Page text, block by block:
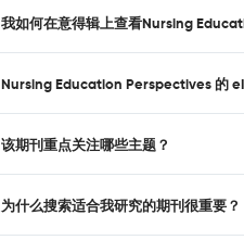
我如何在意得辑上查看Nursing
Nursing Education Perspectives 的
该期刊重点关注哪些主题？
为什么搜索适合我研究的期刊很重要？